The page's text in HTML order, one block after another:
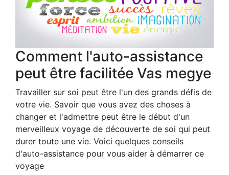
Comment l'auto-assistance
peut être facilitée Vas megye
Travailler sur soi peut être l'un des grands défis de
votre vie. Savoir que vous avez des choses à
changer et l'admettre peut être le début d'un
merveilleux voyage de découverte de soi qui peut
durer toute une vie. Voici quelques conseils
d'auto-assistance pour vous aider à démarrer ce
voyage